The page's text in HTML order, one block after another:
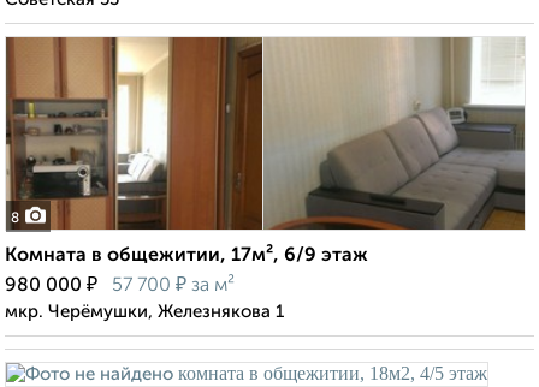
8
Комната в общежитии, 17м², 6/9 этаж
980 000 ₽ 57 700 ₽ за м²
мкр. Черёмушки, Железнякова 1